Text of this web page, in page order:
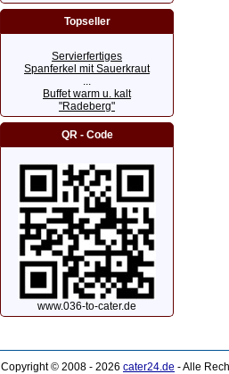
Topseller
Servierfertiges
Spanferkel mit Sauerkraut
...
Buffet warm u. kalt
"Radeberg"
QR - Code
www.036-to-cater.de
Copyright © 2008 - 2026 cater24.de - Alle